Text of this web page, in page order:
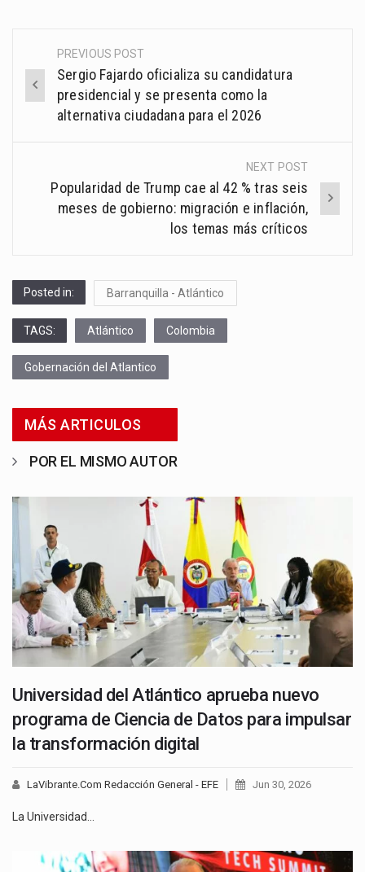
Post
navigation
PREVIOUS POST
Sergio Fajardo oficializa su candidatura
presidencial y se presenta como la
alternativa ciudadana para el 2026
NEXT POST
Popularidad de Trump cae al 42 % tras seis
meses de gobierno: migración e inflación,
los temas más críticos
Posted in: Barranquilla - Atlántico
TAGS: Atlántico Colombia
Gobernación del Atlantico
MÁS ARTICULOS
POR EL MISMO AUTOR
Universidad del Atlántico aprueba nuevo
programa de Ciencia de Datos para impulsar
la transformación digital
LaVibrante.Com Redacción General - EFE Jun 30, 2026
La Universidad…